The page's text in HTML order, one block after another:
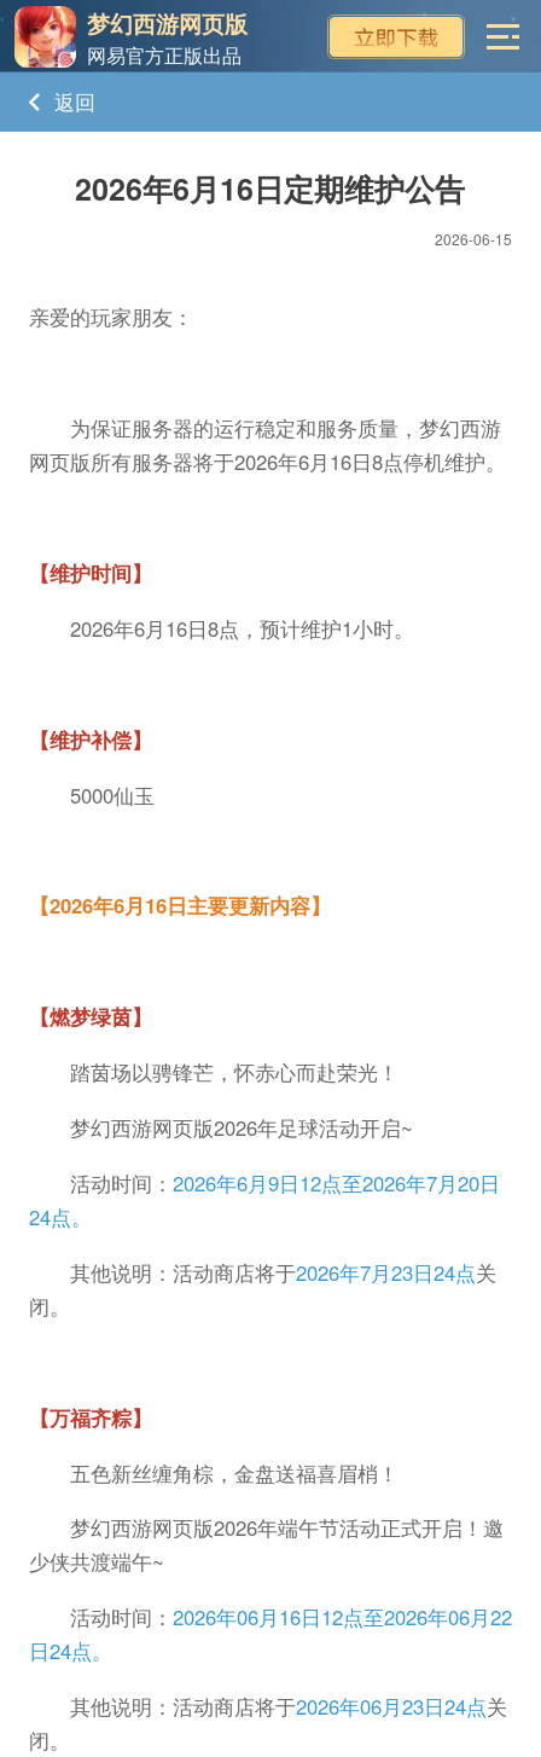
梦幻西游网页版
网易官方正版出品
返回
2026年6月16日定期维护公告
2026-06-15
亲爱的玩家朋友：
为保证服务器的运行稳定和服务质量，梦幻西游
网页版所有服务器将于2026年6月16日8点停机维护。
【维护时间】
2026年6月16日8点，预计维护1小时。
【维护补偿】
5000仙玉
【2026年6月16日主要更新内容】
【燃梦绿茵】
踏茵场以骋锋芒，怀赤心而赴荣光！
梦幻西游网页版2026年足球活动开启~
活动时间： 2026年6月9日12点至2026年7月20日
24点。
其他说明：活动商店将于2026年7月23日24点关
闭。
【万福齐粽】
五色新丝缠角棕，金盘送福喜眉梢！
梦幻西游网页版2026年端午节活动正式开启！邀
少侠共渡端午~
活动时间： 2026年06月16日12点至2026年06月22
日24点。
其他说明：活动商店将于2026年06月23日24点关
闭。